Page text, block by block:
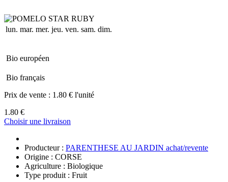
lun. mar. mer. jeu. ven. sam. dim.
Bio européen
Bio français
Prix de vente : 1.80 € l'unité
1.80 €
Choisir une livraison
Producteur : PARENTHESE AU JARDIN achat/revente
Origine : CORSE
Agriculture : Biologique
Type produit : Fruit